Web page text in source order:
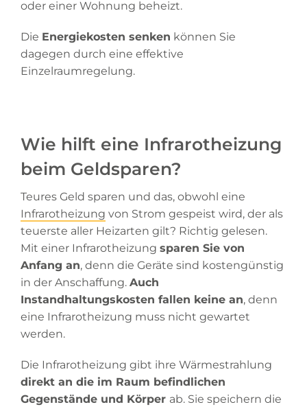
oder einer Wohnung beheizt.
Die Energiekosten senken können Sie
dagegen durch eine effektive
Einzelraumregelung.
Wie hilft eine Infrarotheizung
beim Geldsparen?
Teures Geld sparen und das, obwohl eine
Infrarotheizung von Strom gespeist wird, der als
teuerste aller Heizarten gilt? Richtig gelesen.
Mit einer Infrarotheizung sparen Sie von
Anfang an, denn die Geräte sind kostengünstig
in der Anschaffung. Auch
Instandhaltungskosten fallen keine an, denn
eine Infrarotheizung muss nicht gewartet
werden.
Die Infrarotheizung gibt ihre Wärmestrahlung
direkt an die im Raum befindlichen
Gegenstände und Körper ab. Sie speichern die